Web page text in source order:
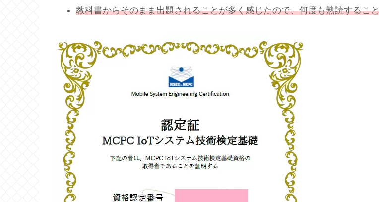
教科書からそのまま出題されることが多く感じたので、何度も熟読すること